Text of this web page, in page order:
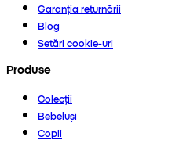
Garanția returnării
Blog
Setări cookie-uri
Produse
Colecții
Bebeluși
Copii